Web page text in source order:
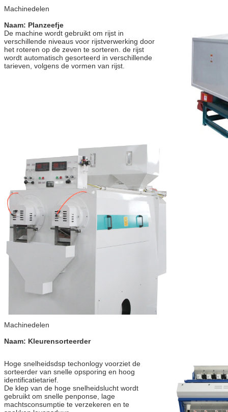
Machinedelen
Naam: Planzeefje
De machine wordt gebruikt om rijst in
verschillende niveaus voor rijstverwerking door
het roteren op de zeven te sorteren. de rijst
wordt automatisch gesorteerd in verschillende
tarieven, volgens de vormen van rijst.
Machinedelen
Naam: Kleurensorteerder
Hoge snelheidsdsp techonlogy voorziet de
sorteerder van snelle opsporing en hoog
identificatietarief.
De klep van de hoge snelheidslucht wordt
gebruikt om snelle penponse, lage
machtsconsumptie te verzekeren en te